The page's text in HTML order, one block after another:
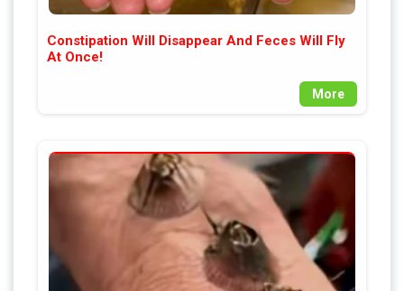
Constipation Will Disappear And Feces Will Fly
At Once!
More